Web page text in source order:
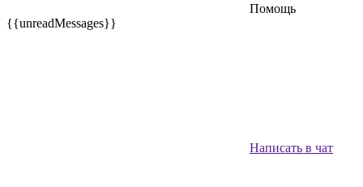
Помощь
{{unreadMessages}}
Написать в чат